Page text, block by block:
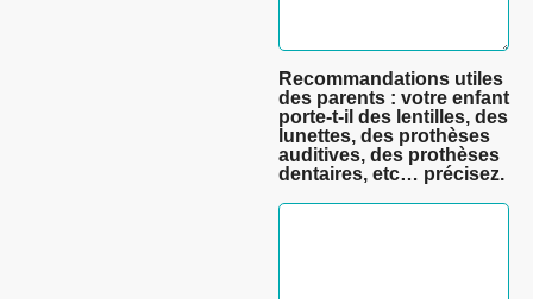
Recommandations utiles
des parents : votre enfant
porte-t-il des lentilles, des
lunettes, des prothèses
auditives, des prothèses
dentaires, etc… précisez.